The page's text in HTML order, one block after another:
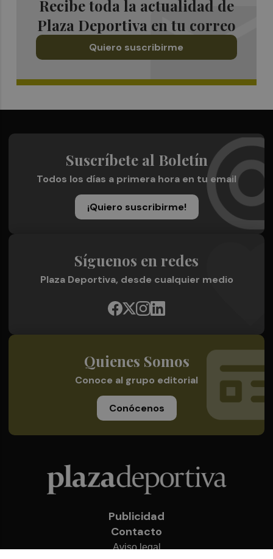
Recibe toda la actualidad de
Plaza Deportiva en tu correo
Quiero suscribirme
Suscríbete al Boletín
Todos los días a primera hora en tu email
¡Quiero suscribirme!
Síguenos en redes
Plaza Deportiva, desde cualquier medio
Quienes Somos
Conoce al grupo editorial
Conócenos
Publicidad
Contacto
Aviso legal